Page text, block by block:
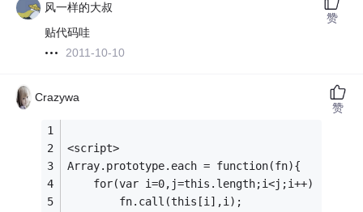
风一样的大叔
贴代码哇
2011-10-10
赞
Crazywa
<script>
Array.prototype.each = function(fn){
	for(var i=0,j=this.length;i<j;i++)
		fn.call(this[i],i);
赞